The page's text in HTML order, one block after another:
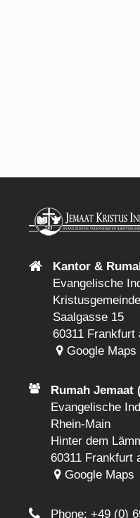
Kantor &
Evangelische
Saalgasse 15
60311 Frankfurt
Google Maps
Rumah Jemaat
Evangelische
Rhein-Main
Hinter dem
60311 Frankfurt
Google Maps
Phone:+49 (0)